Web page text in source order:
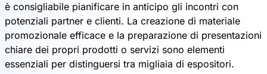
è consigliabile pianificare in anticipo gli incontri con
potenziali partner e clienti. La creazione di materiale
promozionale efficace e la preparazione di presentazioni
chiare dei propri prodotti o servizi sono elementi
essenziali per distinguersi tra migliaia di espositori.